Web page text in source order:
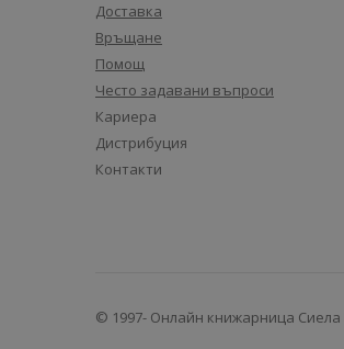
Доставка
Връщане
Помощ
Често задавани въпроси
Кариера
Дистрибуция
Контакти
© 1997- Онлайн книжарница Сиела